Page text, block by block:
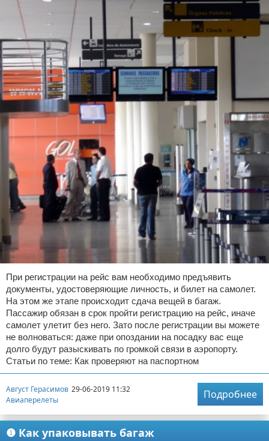
При регистрации на рейс вам необходимо предъявить
документы, удостоверяющие личность, и билет на самолет.
На этом же этапе происходит сдача вещей в багаж.
Пассажир обязан в срок пройти регистрацию на рейс, иначе
самолет улетит без него. Зато после регистрации вы можете
не волноваться: даже при опоздании на посадку вас еще
долго будут разыскивать по громкой связи в аэропорту.
Статьи по теме: Как проверяют на паспортном
Август Герасимов 29-06-2019 11:32
Авиаперелеты
Подробнее
❶ Как упаковывать багаж